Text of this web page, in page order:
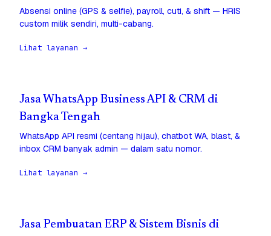
Absensi online (GPS & selfie), payroll, cuti, & shift — HRIS
custom milik sendiri, multi-cabang.
Lihat layanan →
Jasa WhatsApp Business API & CRM di
Bangka Tengah
WhatsApp API resmi (centang hijau), chatbot WA, blast, &
inbox CRM banyak admin — dalam satu nomor.
Lihat layanan →
Jasa Pembuatan ERP & Sistem Bisnis di